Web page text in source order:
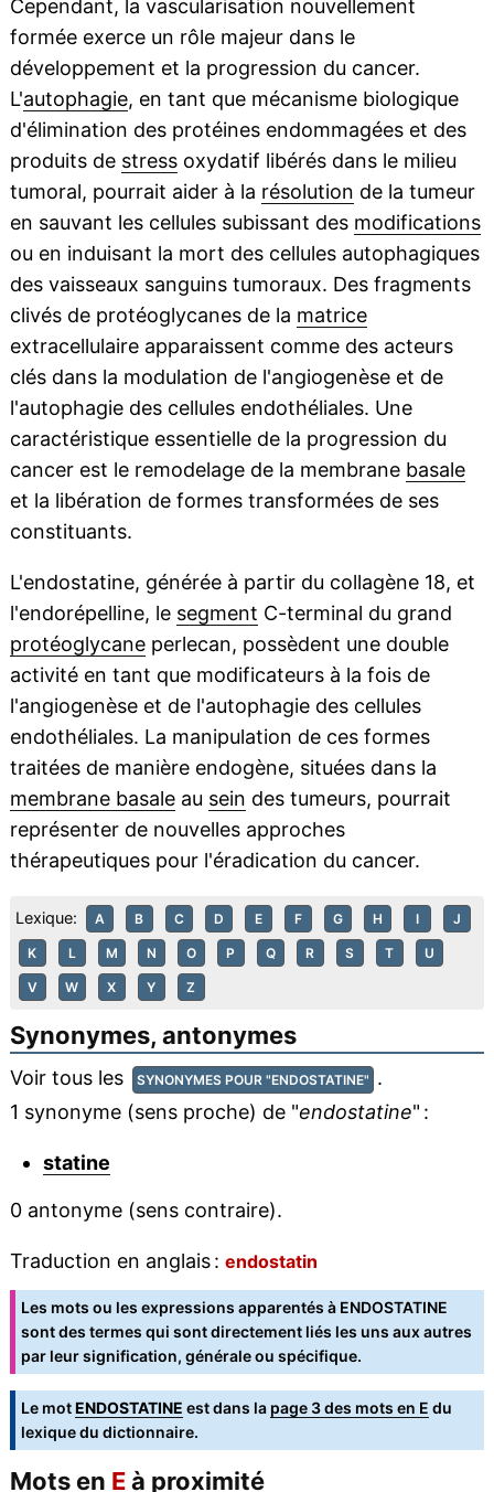
Cependant, la vascularisation nouvellement
formée exerce un rôle majeur dans le
développement et la progression du cancer.
L'autophagie, en tant que mécanisme biologique
d'élimination des protéines endommagées et des
produits de stressoxydatif libérés dans le milieu
tumoral, pourrait aider à la résolution de la tumeur
en sauvant les cellules subissant des modifications
ou en induisant la mort des cellules autophagiques
des vaisseaux sanguins tumoraux. Des fragments
clivés de protéoglycanes de la matrice
extracellulaire apparaissent comme des acteurs
clés dans la modulation de l'angiogenèse et de
l'autophagie des cellules endothéliales. Une
caractéristique essentielle de la progression du
cancer est le remodelage de la membrane basale
et la libération de formes transformées de ses
constituants.
L'endostatine, générée à partir du collagène 18, et
l'endorépelline, le segment C-terminal du grand
protéoglycaneperlecan, possèdent une double
activité en tant que modificateurs à la fois de
l'angiogenèse et de l'autophagie des cellules
endothéliales. La manipulation de ces formes
traitées de manière endogène, situées dans la
membrane basaleau sein des tumeurs, pourrait
représenter de nouvelles approches
thérapeutiques pour l'éradication du cancer.
Lexique: A B C D E F G H I J
K L M N O P Q R S T U
V W X Y Z
Synonymes, antonymes
Voir tous les SYNONYMES POUR "ENDOSTATINE" .
1 synonyme (sens proche) de "endostatine" :
statine
0 antonyme (sens contraire).
Traduction en anglais : endostatin
Les mots ou les expressions apparentés à ENDOSTATINE
sont des termes qui sont directement liés les uns aux autres
par leur signification, générale ou spécifique.
Le motENDOSTATINE est dans la page 3 des mots en E du
lexique du dictionnaire.
Mots en Eà proximité